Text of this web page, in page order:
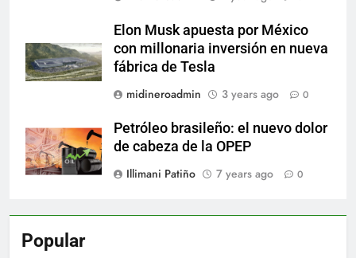
Elon Musk apuesta por México
con millonaria inversión en nueva
fábrica de Tesla
midineroadmin
3 years ago 0
Petróleo brasileño: el nuevo dolor
de cabeza de la OPEP
Illimani Patiño
7 years ago 0
Popular